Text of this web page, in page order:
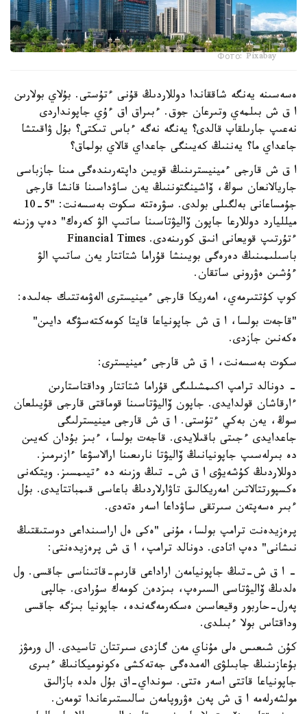
Фото: Pixabay
ەسەسىنە يەنگە شاققاندا دوللاردىڭ قۇنى ءتۇستى. بۇلاي بولارىن
ا ق ش بىلمەي وتىرعان جوق. ءبىراق اق ءۇي جاپونداردى
نەعىپ جارىلقاپ قالدى؟ يەنگە نەگە ءباس تىكتى؟ بۇل ۋاقىتشا
جاعداي ما؟ يەننىڭ كەيىنگى جاعداي قالاي بولماق؟
ا ق ش قارجى ءمينيسترىنىڭ قويىن داپتەرىندەگى مىنا جازباسى
جاريالانعان سوڭ، ۆاشينگتوننىڭ يەن ساۋداسىنا قانشا قارجى
جۇمساعانى بەلگىلى بولدى. سۋرەتتە سكوت بەسسەنت: "5-10
ميلليارد دوللارعا جاپون ۆاليۋتاسىنا ساتىپ الۋ كەرەك" دەپ وزىنە
ءتۇرتىپ قويعانى انىق كورىنەدى. Financial Times
باسىلىمىنىڭ دەرەگى بويىنشا قۇراما شتاتتار يەن ساتىپ الۋ
ءۇشىن ەۋرونى ساتقان.
كوپ كۇتتىرمەي، امەريكا قارجى ءمينيسترى الەۋمەتتىك جەلىدە:
"قاجەت بولسا، ا ق ش جاپونياعا قايتا كومەكتەسۋگە دايىن"
ەكەنىن جازدى.
سكوت بەسسەنت، ا ق ش قارجى ءمينيسترى:
- دونالد ترامپ اكىمشىلىگى قۇراما شتاتتار وداقتاستارىن
ءارقاشان قولدايدى. جاپون ۆاليۋتاسىنا قوماقتى قارجى قۇيىلعان
سوڭ، يەن بەكي ءتۇستى. ا ق ش قارجى مينيسترلىگى
جاعدايدى ءجىتى باقىلايدى. قاجەت بولسا، ءبىز بۇدان كەيىن
دە بىرلەسىپ جاپونيانىڭ ۆاليۋتا نارىعىنا ارالاسۋعا ءازىرمىز.
دوللاردىڭ كۇشەيۋى ا ق ش- تىڭ وزىنە دە ءتيىمسىز. ويتكەنى
ەكسپورتتالاتىن امەريكالىق تاۋارلاردىڭ باعاسى قىمباتتايدى. بۇل
ءبىر ەسەپتەن سىرتقى ساۋداعا اسەر ەتەدى.
پرەزيدەنت ترامپ بولسا، مۇنى "ەكى ەل اراسىنداعى دوستىقتىڭ
نىشانى" دەپ اتادى. دونالد ترامپ، ا ق ش پرەزيدەنتى:
- ا ق ش-تىڭ جاپونيامەن اراداعى قارىم-قاتىناسى جاقسى. ول
ەلدىڭ ۆاليۋتاسى السىرەپ، بىزدەن كومەك سۇرادى. جالپى
پەرل-حاربور وقيعاسىن ەسكەرمەگەندە، جاپونيا بىزگە جاقسى
وداقتاس بولا ءبىلدى.
كۇن شىعىس ەلى مۇناي مەن گازدى سىرتتان تاسيدى. ال ورمۋز
بۇعازىنىڭ جابىلۋى الەمدەگى جەتەكشى ەكونوميكانىڭ ءبىرى
جاپونياعا قاتتى اسەر ەتتى. سونداي-اق بۇل ەلدە بازالىق
مولشەرلەمە ا ق ش پەن ەۋروپامەن سالىستىرعاندا تومەن.